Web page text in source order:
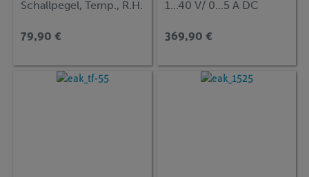
Schallpegel, Temp., R.H.
79,90 €
1...40 V/ 0...5 A DC
369,90 €